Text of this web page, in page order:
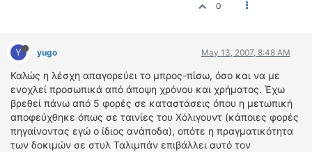
0
Y yugo May 13, 2007, 8:48 AM
Καλώς η λέσχη απαγορεύει το μπρος-πίσω, όσο και να με
ενοχλεί προσωπικά από άποψη χρόνου και χρήματος. Έχω
βρεθεί πάνω από 5 φορές σε καταστάσεις όπου η μετωπική
αποφεύχθηκε όπως σε ταινίες του Χόλιγουντ (κάποιες φορές
πηγαίνοντας εγώ ο ίδιος ανάποδα), οπότε η πραγματικότητα
των δοκιμών σε στυλ Ταλιμπάν επιβάλλει αυτό τον